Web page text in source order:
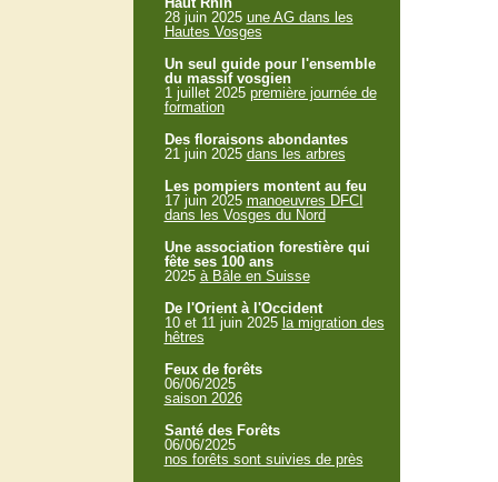
28 juin 2025 une AG dans les
Hautes Vosges
Un seul guide pour l'ensemble
du massif vosgien
1 juillet 2025 première journée de
formation
Des floraisons abondantes
21 juin 2025 dans les arbres
Les pompiers montent au feu
17 juin 2025 manoeuvres DFCI
dans les Vosges du Nord
Une association forestière qui
fête ses 100 ans
2025 à Bâle en Suisse
De l'Orient à l'Occident
10 et 11 juin 2025 la migration des
hêtres
Feux de forêts
06/06/2025
saison 2026
Santé des Forêts
06/06/2025
nos forêts sont suivies de près